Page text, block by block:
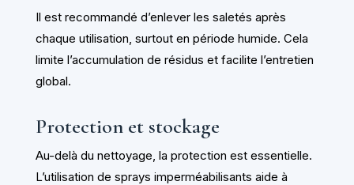
Il est recommandé d’enlever les saletés après
chaque utilisation, surtout en période humide. Cela
limite l’accumulation de résidus et facilite l’entretien
global.
Protection et stockage
Au-delà du nettoyage, la protection est essentielle.
L’utilisation de sprays imperméabilisants aide à